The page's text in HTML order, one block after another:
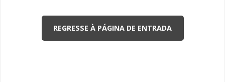
REGRESSE À PÁGINA DE ENTRADA